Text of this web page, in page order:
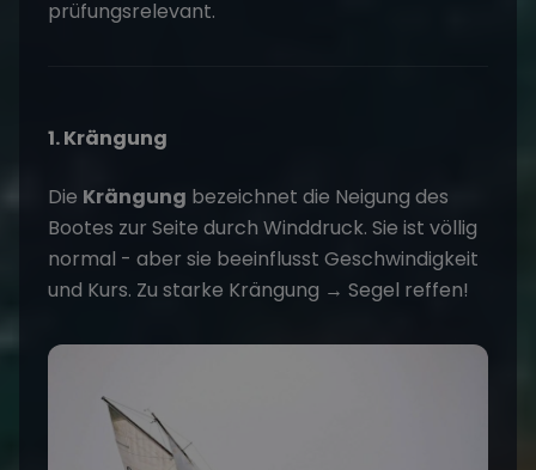
prüfungsrelevant.
1. Krängung
Die Krängung bezeichnet die Neigung des
Bootes zur Seite durch Winddruck. Sie ist völlig
normal - aber sie beeinflusst Geschwindigkeit
und Kurs. Zu starke Krängung → Segel reffen!